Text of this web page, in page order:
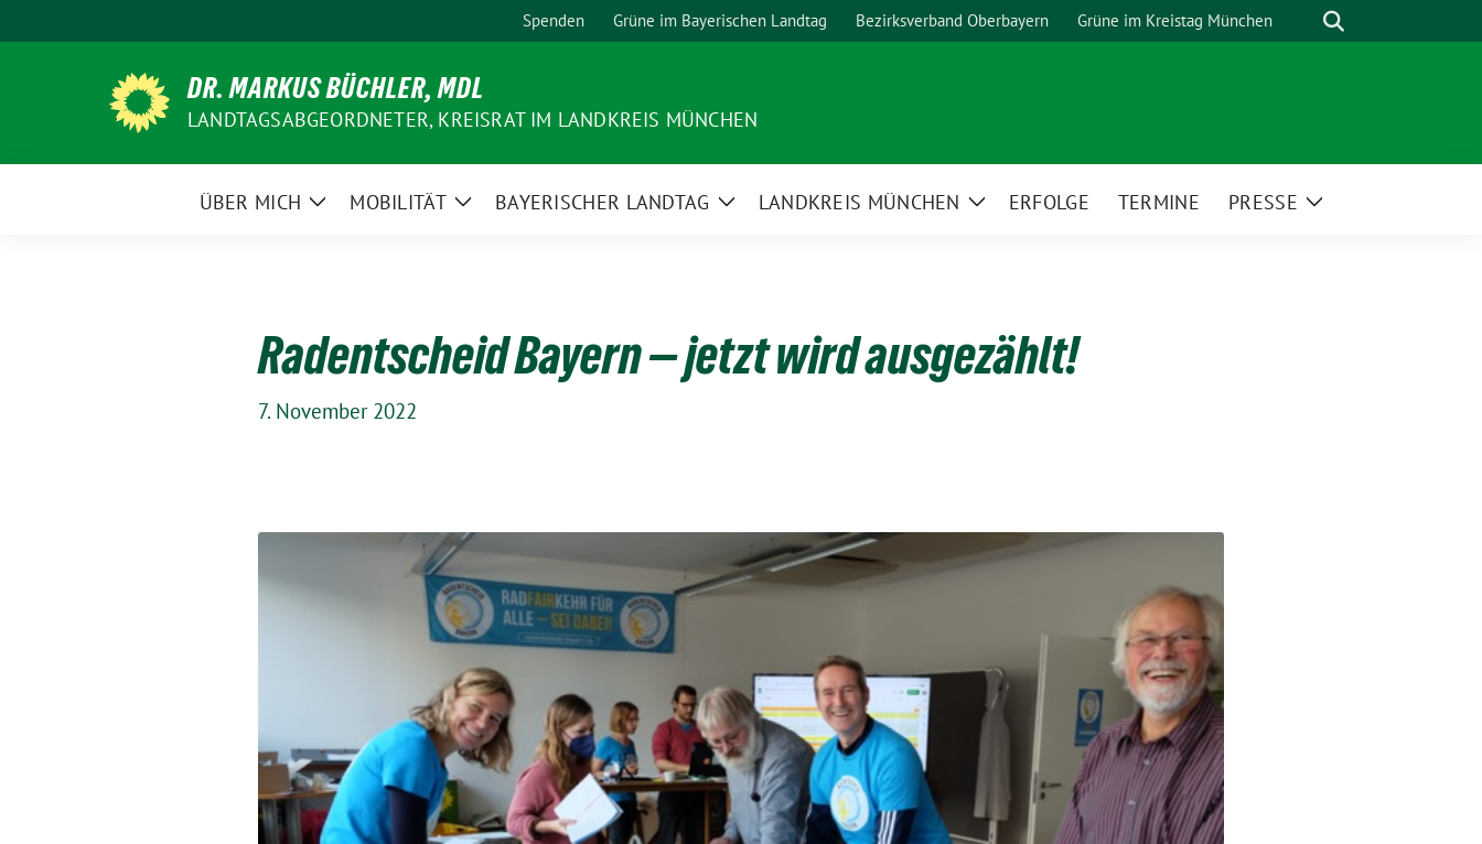
zum
Spenden Grüne im Bayerischen Landtag Bezirksverband Oberbayern Grüne im Kreistag München Suche
DR. MARKUS BÜCHLER, MDL
LANDTAGSABGEORDNETER, KREISRAT IM LANDKREIS MÜNCHEN
ÜBER MICH
ZeigeMOBILITÄT
ZeigeBAYERISCHER LANDTAG
ZeigeLANDKREIS MÜNCHEN
ZeigeERFOLGE TERMINE PRESSE
Zeige
Radentscheid Bayern — jetzt wird ausgezählt!
7. November 2022